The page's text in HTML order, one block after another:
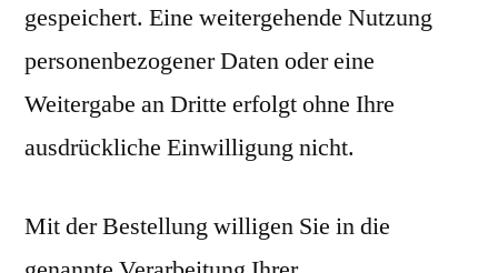
gespeichert. Eine weitergehende Nutzung
personenbezogener Daten oder eine
Weitergabe an Dritte erfolgt ohne Ihre
ausdrückliche Einwilligung nicht.
Mit der Bestellung willigen Sie in die